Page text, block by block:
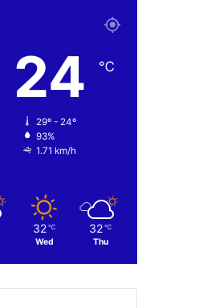
24 ℃
29º - 24º
93%
1.71 km/h
32 ℃
Wed
32 ℃
Thu